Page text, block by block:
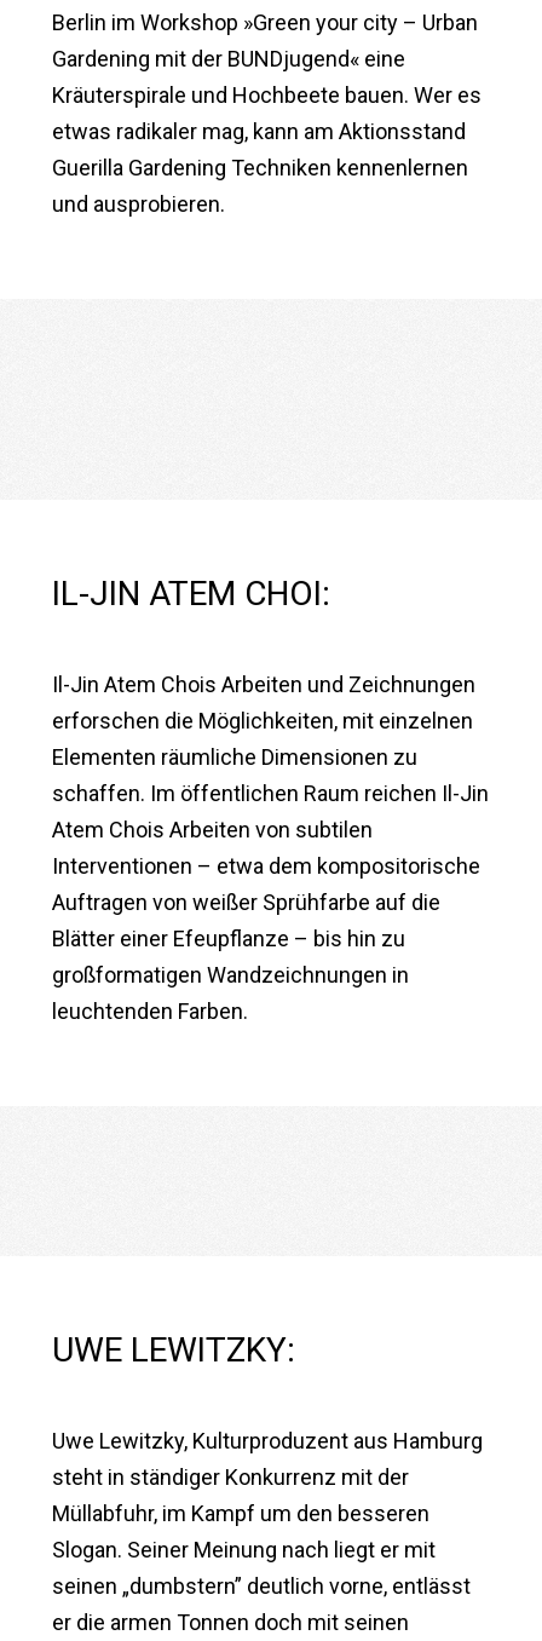
Berlin im Workshop »Green your city – Urban
Gardening mit der BUNDjugend« eine
Kräuterspirale und Hochbeete bauen. Wer es
etwas radikaler mag, kann am Aktionsstand
Guerilla Gardening Techniken kennenlernen
und ausprobieren.
IL-JIN ATEM CHOI:
Il-Jin Atem Chois Arbeiten und Zeichnungen
erforschen die Möglichkeiten, mit einzelnen
Elementen räumliche Dimensionen zu
schaffen. Im öffentlichen Raum reichen Il-Jin
Atem Chois Arbeiten von subtilen
Interventionen – etwa dem kompositorische
Auftragen von weißer Sprühfarbe auf die
Blätter einer Efeupflanze – bis hin zu
großformatigen Wandzeichnungen in
leuchtenden Farben.
UWE LEWITZKY:
Uwe Lewitzky, Kulturproduzent aus Hamburg
steht in ständiger Konkurrenz mit der
Müllabfuhr, im Kampf um den besseren
Slogan. Seiner Meinung nach liegt er mit
seinen „dumbstern” deutlich vorne, entlässt
er die armen Tonnen doch mit seinen